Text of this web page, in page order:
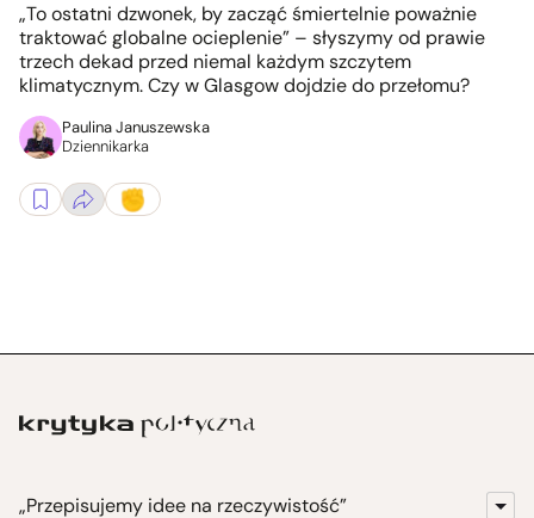
„To ostatni dzwonek, by zacząć śmiertelnie poważnie
traktować globalne ocieplenie” – słyszymy od prawie
trzech dekad przed niemal każdym szczytem
klimatycznym. Czy w Glasgow dojdzie do przełomu?
Paulina Januszewska
Dziennikarka
„Przepisujemy idee na rzeczywistość”